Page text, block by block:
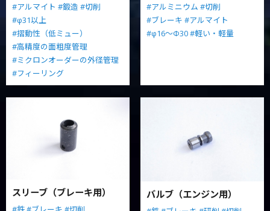
#アルマイト #鍛造 #切削
#φ31以上
#摺動性（低ミュー）
#高精度の面粗度管理
#ミクロンオーダーの外径管理
#フィーリング
#アルミニウム #切削
#ブレーキ #アルマイト
#φ16～Φ30#軽い・軽量
スリーブ（ブレーキ用） バルブ（エンジン用）